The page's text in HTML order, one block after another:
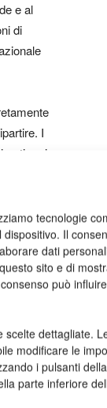
tecnologie
Il
dati
sito e di
può influire
scelte dettagliate.
modificare le
i pulsanti
parte inferiore
e al
di
I
pari a
di
ad
Una
infatti a